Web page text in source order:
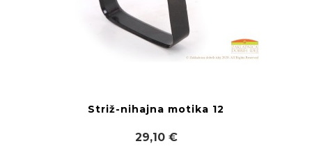
Striž-nihajna motika 12
29,10 €